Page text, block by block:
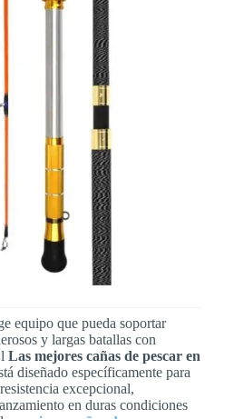
equipo que pueda soportar
y largas batallas con
Las mejores cañas de pescar en
diseñado específicamente para
excepcional,
en duras condiciones